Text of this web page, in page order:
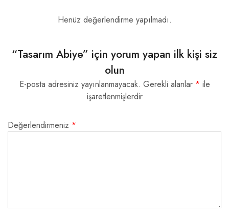
Henüz değerlendirme yapılmadı.
“Tasarım Abiye” için yorum yapan ilk kişi siz
olun
E-posta adresiniz yayınlanmayacak. Gerekli alanlar * ile
işaretlenmişlerdir
Değerlendirmeniz *